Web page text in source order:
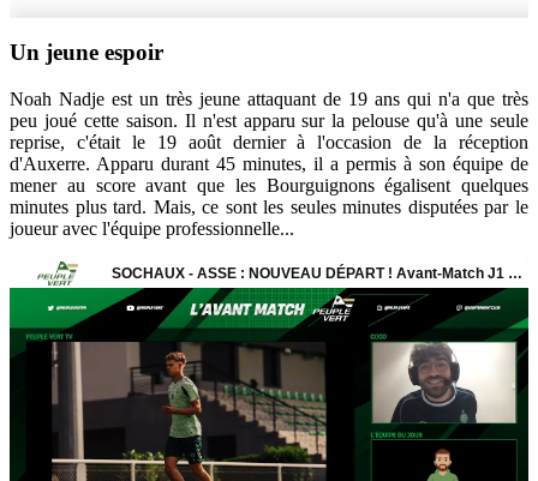
Un jeune espoir
Noah Nadje est un très jeune attaquant de 19 ans qui n'a que très
peu joué cette saison. Il n'est apparu sur la pelouse qu'à une seule
reprise, c'était le 19 août dernier à l'occasion de la réception
d'Auxerre. Apparu durant 45 minutes, il a permis à son équipe de
mener au score avant que les Bourguignons égalisent quelques
minutes plus tard. Mais, ce sont les seules minutes disputées par le
joueur avec l'équipe professionnelle...